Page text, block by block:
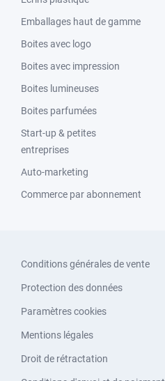
Emballages haut de gamme
Boites avec logo
Boites avec impression
Boites lumineuses
Boites parfumées
Start-up & petites
entreprises
Auto-marketing
Commerce par abonnement
Conditions générales de vente
Protection des données
Paramètres cookies
Mentions légales
Droit de rétractation